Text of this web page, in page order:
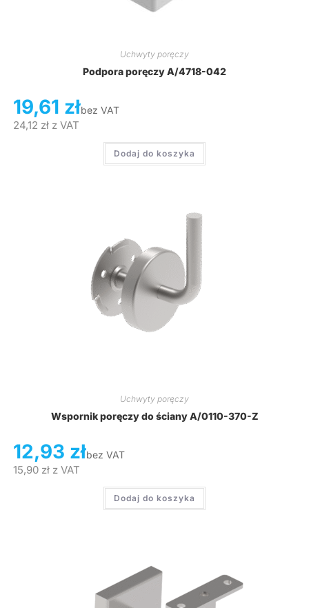
Uchwyty poręczy
Podpora poręczy A/4718-042
19,61 złbez VAT
24,12 złz VAT
Dodaj do koszyka
Uchwyty poręczy
Wspornik poręczy do ściany A/0110-370-Z
12,93 złbez VAT
15,90 złz VAT
Dodaj do koszyka